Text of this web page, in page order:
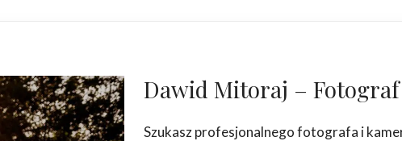
Dawid Mitoraj – Fotograf
Szukasz profesjonalnego fotografa i